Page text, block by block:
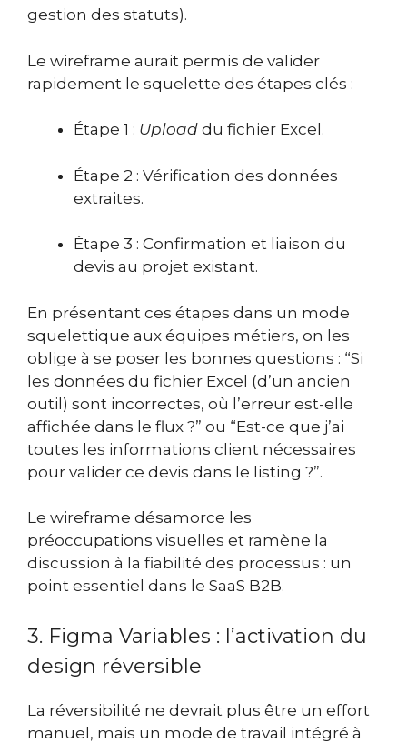
gestion des statuts).
Le wireframe aurait permis de valider
rapidement le squelette des étapes clés :
Étape 1 : Upload du fichier Excel.
Étape 2 : Vérification des données
extraites.
Étape 3 : Confirmation et liaison du
devis au projet existant.
En présentant ces étapes dans un mode
squelettique aux équipes métiers, on les
oblige à se poser les bonnes questions : “Si
les données du fichier Excel (d’un ancien
outil) sont incorrectes, où l’erreur est-elle
affichée dans le flux ?” ou “Est-ce que j’ai
toutes les informations client nécessaires
pour valider ce devis dans le listing ?”.
Le wireframe désamorce les
préoccupations visuelles et ramène la
discussion à la fiabilité des processus : un
point essentiel dans le SaaS B2B.
3. Figma Variables : l’activation du
design réversible
La réversibilité ne devrait plus être un effort
manuel, mais un mode de travail intégré à